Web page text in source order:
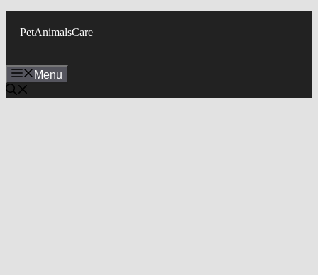
PetAnimalsCare
Menu